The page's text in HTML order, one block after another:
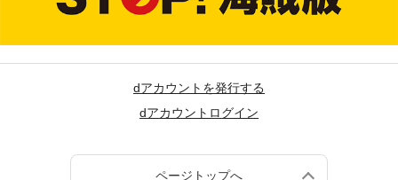
dアカウントを発行する
dアカウントログイン
ページトップへ